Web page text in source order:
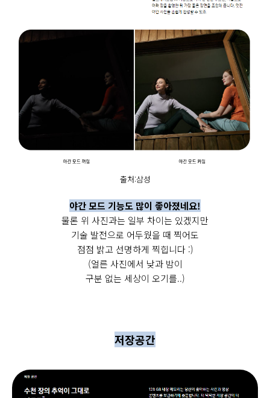
출처:삼성
야간 모드 기능도 많이 좋아졌네요!
물론 위 사진과는 일부 차이는 있겠지만
기술 발전으로 어두웠을 때 찍어도
점점 밝고 선명하게 찍힙니다 :)
(얼른 사진에서 낮과 밤이
구분 없는 세상이 오기를..)
저장공간